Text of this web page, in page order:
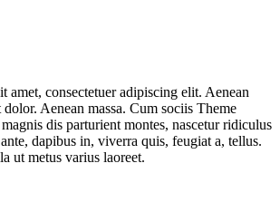
amet, consectetuer adipiscing elit. Aenean
Aenean massa. Cum sociis Theme
dis parturient montes, nascetur ridiculus
dapibus in, viverra quis, feugiat a, tellus.
ut metus varius laoreet.